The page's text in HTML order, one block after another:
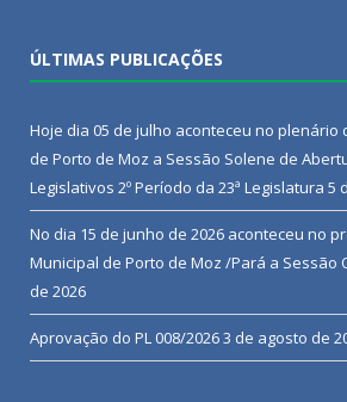
ÚLTIMAS PUBLICAÇÕES
Hoje dia 05 de julho aconteceu no plenário
de Porto de Moz a Sessão Solene de
Legislativos 2º Período da 23ª Legislatura 5
No dia 15 de junho de 2026 aconteceu no
Municipal de Porto de Moz /Pará a Sessão
de 2026
Aprovação do PL 008/20263 de agosto de